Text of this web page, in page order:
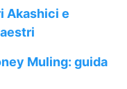
Akashici e
Muling: guida